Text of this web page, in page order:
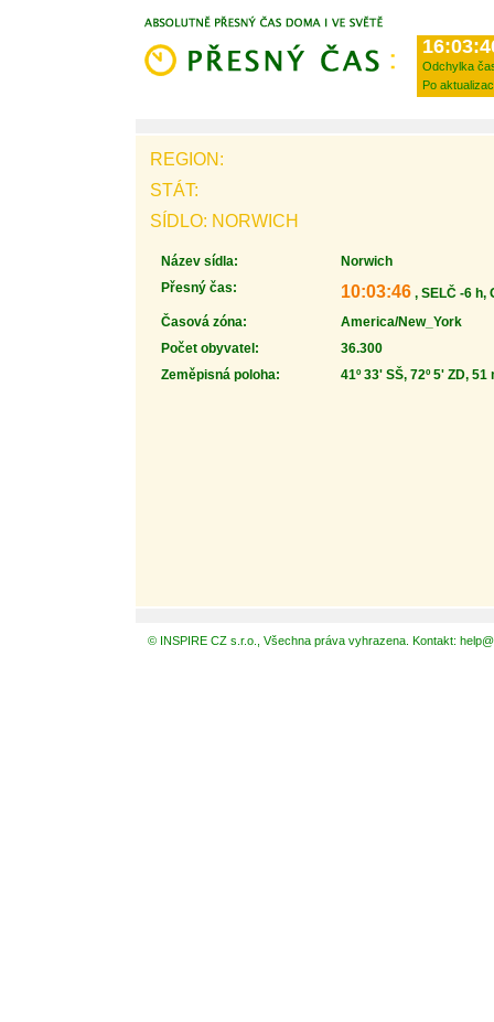
Odchylka
Po
REGION:
STÁT:
SÍDLO: NORWICH
Název sídla:
Norwich
Přesný čas:
10:03:46 , SELČ -6 h,
Časová zóna:
America/New_York
Počet obyvatel:
36.300
Zeměpisná poloha:
41º 33' SŠ, 72º 5' ZD, 51
© INSPIRE CZ s.r.o., Všechna práva vyhrazena. Kontakt: